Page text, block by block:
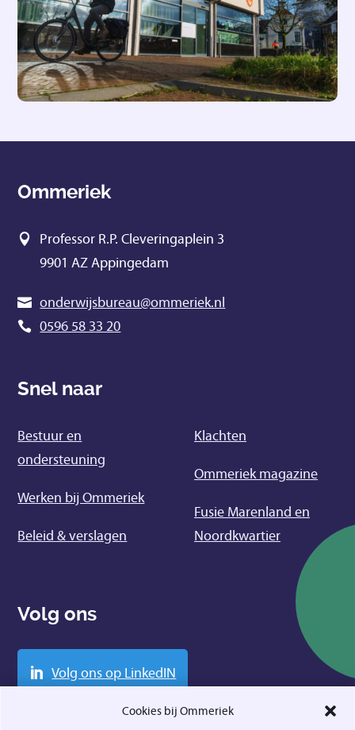
Cookies bij Ommeriek
Ommeriek
Professor R.P. Cleveringaplein 3
9901 AZ Appingedam
onderwijsbureau@ommeriek.nl
0596 58 33 20
Snel naar
Bestuur en
ondersteuning
Werken bij Ommeriek
Beleid & verslagen
Klachten
Ommeriek magazine
Fusie Marenland en
Noordkwartier
Volg ons
Volg ons op LinkedIN